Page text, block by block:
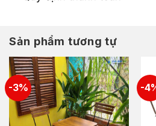
Sản phẩm tương tự
-3% -